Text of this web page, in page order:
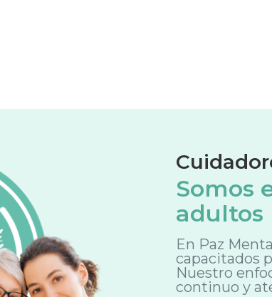
Somos
adultos
En Paz
capacitados
Nuestro
continuo y